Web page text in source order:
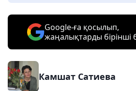
Google-ға қосылып,
жаңалықтарды
Камшат Сатиева